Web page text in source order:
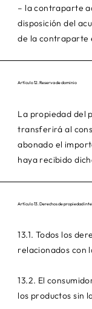
– la contraparte
disposición del
de la contraparte
Artículo 12. Reserva de dominio
La propiedad del
transferirá al
abonado el
haya recibido
Artículo 13. Derechos de propiedad
13.1. Todos los
relacionados con
13.2. El
los productos sin